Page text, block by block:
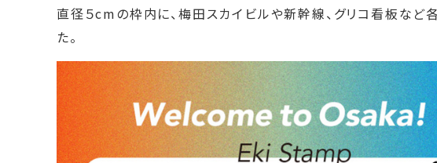
直径５cmの枠内に、梅田スカイビルや新幹線、グリコ看板な
た。